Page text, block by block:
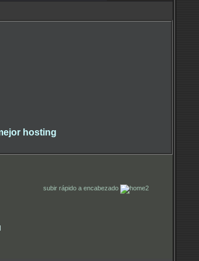
subir rápido a encabezado